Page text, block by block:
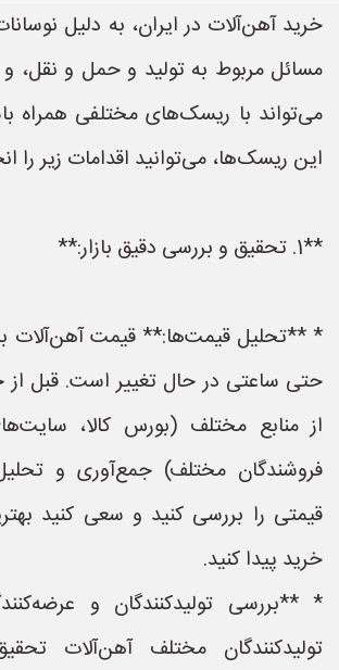
خرید آهن‌آلات در ایران، به دلیل
مسائل مربوط به تولید و حمل و نقل،
می‌تواند با ریسک‌های مختلفی همراه
این ریسک‌ها، می‌توانید اقدامات زیر را
**1. تحقیق و بررسی دقیق بازار:**
* **تحلیل قیمت‌ها:** قیمت آهن‌آلات
حتی ساعتی در حال تغییر است. قبل از
از منابع مختلف (بورس کالا،
فروشندگان مختلف) جمع‌آوری و
قیمتی را بررسی کنید و سعی کنید
خرید پیدا کنید.
* **بررسی تولیدکنندگان و
تولیدکنندگان مختلف آهن‌آلات